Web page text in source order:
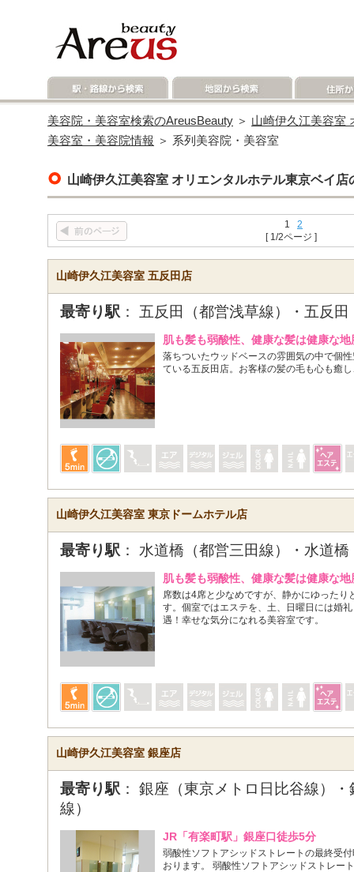
美容院・美容室検索のAreusBeauty ＞ 山崎伊久江美容室
美容室・美容院情報 ＞ 系列美容院・美容室
山崎伊久江美容室 オリエンタルホテル東京ベイ店
1
2
[ 1/2ページ ]
山崎伊久江美容室 五反田店
最寄り駅 ： 五反田（都営浅草線）・五反
肌も髪も弱酸性、健康な髪は健康な地
落ちついたウッドベースの雰囲気の中で個
ている五反田店。お客様の髪の毛も心も癒
山崎伊久江美容室 東京ドームホテル店
最寄り駅 ： 水道橋（都営三田線）・水道
肌も髪も弱酸性、健康な髪は健康な地
席数は4席と少なめですが、静かにゆった
す。個室ではエステを、土、日曜日には婚
遇！幸せな気分になれる美容室です。
山崎伊久江美容室 銀座店
最寄り駅 ： 銀座（東京メトロ日比谷線）
線）
JR「有楽町駅」銀座口徒歩5分
弱酸性ソフトアシッドストレートの最終受
おります。 弱酸性ソフトアシッドストレー